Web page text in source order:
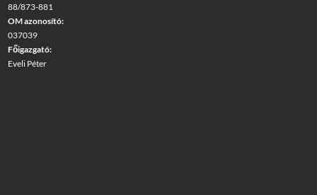
88/873-881
OM azonosító:
037039
Főigazgató:
Eveli Péter